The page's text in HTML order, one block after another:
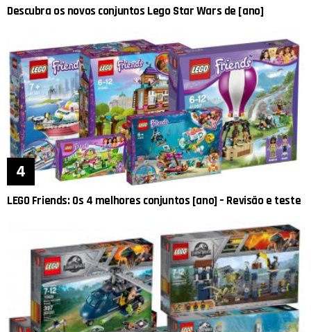
Descubra os novos conjuntos Lego Star Wars de [ano]
LEGO Friends: Os 4 melhores conjuntos [ano] – Revisão e teste